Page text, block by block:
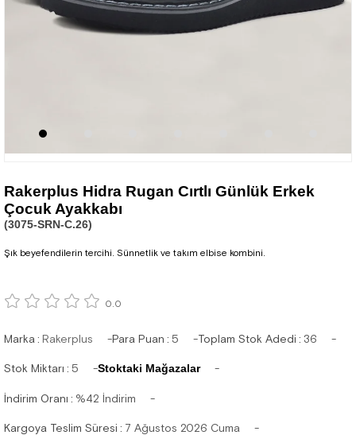
Rakerplus Hidra Rugan Cırtlı Günlük Erkek
Çocuk Ayakkabı
(3075-SRN-C.26)
Şık beyefendilerin tercihi. Sünnetlik ve takım elbise kombini.
0.0
Marka : Rakerplus Para Puan : 5 Toplam Stok Adedi : 36
Stok Miktarı : 5 Stoktaki Mağazalar
İndirim Oranı : %42 İndirim
Kargoya Teslim Süresi : 7 Ağustos 2026 Cuma